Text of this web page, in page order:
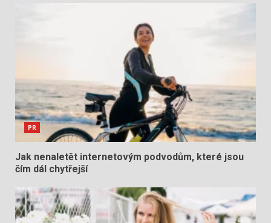
PR
Jak nenaletět internetovým podvodům, které jsou
čím dál chytřejší